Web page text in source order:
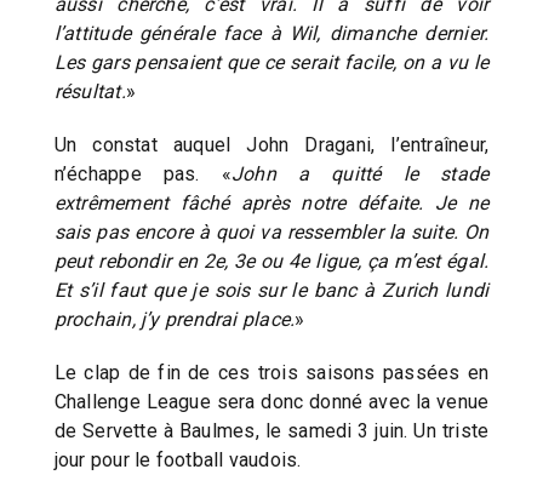
l’attitude générale face à Wil, dimanche dernier.
Les gars pensaient que ce serait facile, on a vu le
résultat.»
Un constat auquel John Dragani, l’entraîneur,
n’échappe pas. «John a quitté le stade
extrêmement fâché après notre défaite. Je ne
sais pas encore à quoi va ressembler la suite. On
peut rebondir en 2e, 3e ou 4e ligue, ça m’est égal.
Et s’il faut que je sois sur le banc à Zurich lundi
prochain, j’y prendrai place.»
Le clap de fin de ces trois saisons passées en
Challenge League sera donc donné avec la venue
de Servette à Baulmes, le samedi 3 juin. Un triste
jour pour le football vaudois.